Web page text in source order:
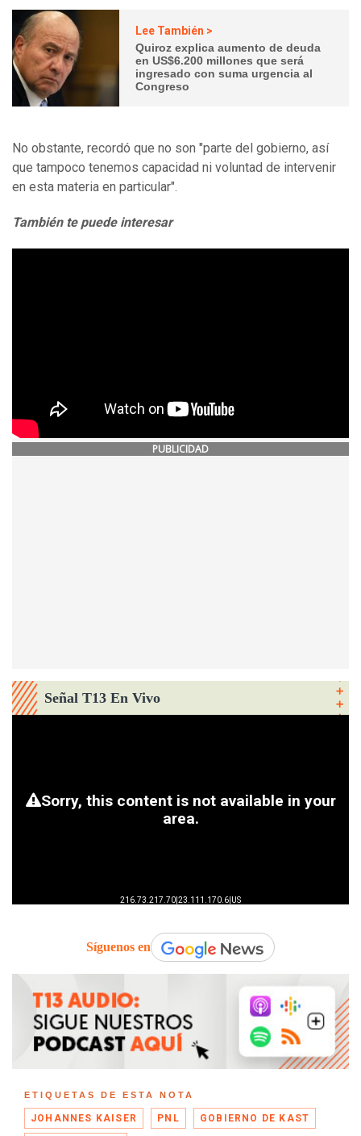
Lee También >
Quiroz explica aumento de deuda
en US$6.200 millones que será
ingresado con suma urgencia al
Congreso
No obstante, recordó que no son "parte del gobierno, así
que tampoco tenemos capacidad ni voluntad de intervenir
en esta materia en particular".
También te puede interesar
PUBLICIDAD
Señal T13 En Vivo
Síguenos en
ETIQUETAS DE ESTA NOTA
JOHANNES KAISER PNL GOBIERNO DE KAST